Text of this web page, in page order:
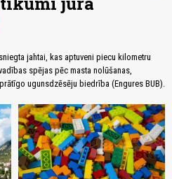
jahtai, kas aptuveni piecu kilometru
spējas pēc masta nolūšanas,
ugunsdzēsēju biedrība (Engures BUB).